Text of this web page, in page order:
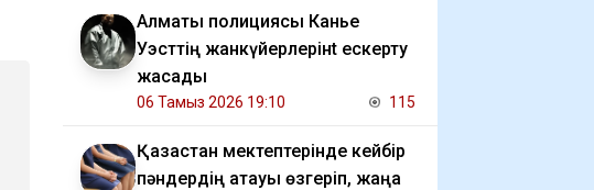
Алматы полициясы Канье
Уэсттің жанкүйерлерінt ескерту
жасады
06 Тамыз 2026 19:10 115
Қазақстан мектептерінде кейбір
пәндердің атауы өзгеріп, жаңа